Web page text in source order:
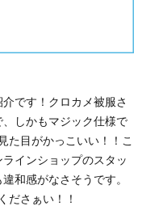
です！クロカメ被服さ
しかもマジック仕様で
た目がかっこいい！！こ
インショップのスタッ
和感がなさそうです。
ださぁい！！